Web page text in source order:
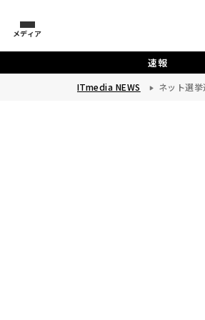
メディア
速報
ITmedia NEWS ネット選